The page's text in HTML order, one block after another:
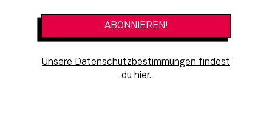
Unsere Datenschutzbestimmungen findest
du hier.